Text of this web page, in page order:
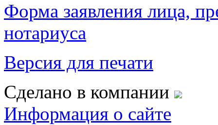
Форма заявления лица,
нотариуса
Версия для печати
Сделано в компании
Информация о сайте